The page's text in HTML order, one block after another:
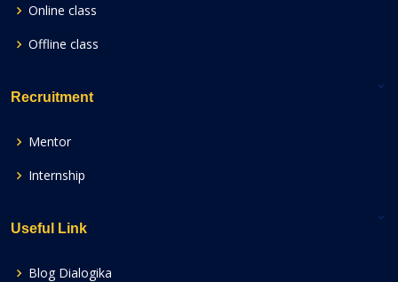
Online class
Offline class
Recruitment
Mentor
Internship
Useful Link
Blog Dialogika